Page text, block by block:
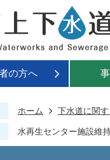
の方へ
ホーム 下水道に関
水再生センター施設維